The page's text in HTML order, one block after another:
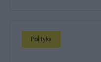
Polityka